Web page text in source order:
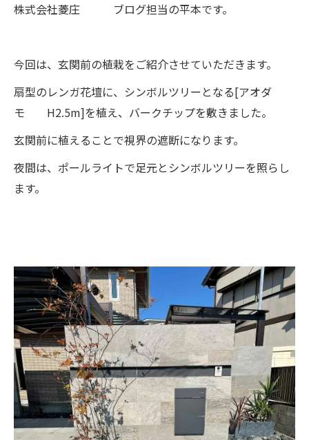
株式会社菱庄 ブログ担当の平本です。
今回は、玄関前の植栽をご紹介させていただきます。
扇型のレンガ花壇に、シンボルツリーとなる[アオダ
モ H2.5m]を植え、バークチップを敷きました。
玄関前に植えることで視界の遮断になります。
夜間は、ポールライトで足元とシンボルツリーを照らし
ます。